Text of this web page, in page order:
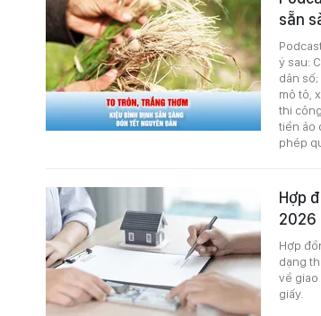
sẵn
ý sau:
dân
mô tô,
thi
tiền ảo
phép
Hợp
2026
Hợp
dạng
về
giấy.